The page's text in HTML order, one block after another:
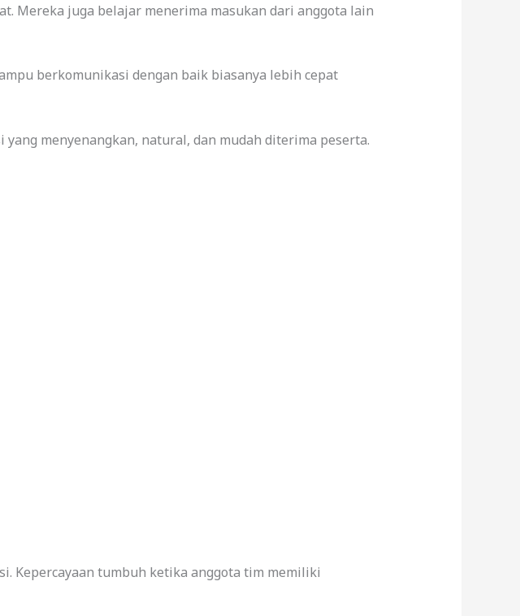
Mereka juga belajar menerima masukan dari anggota lain
berkomunikasi dengan baik biasanya lebih cepat
menyenangkan, natural, dan mudah diterima peserta.
Kepercayaan tumbuh ketika anggota tim memiliki